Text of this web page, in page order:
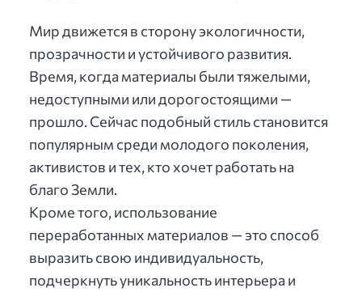
Мир движется в сторону экологичности,
прозрачности и устойчивого развития.
Время, когда материалы были тяжелыми,
недоступными или дорогостоящими —
прошло. Сейчас подобный стиль становится
популярным среди молодого поколения,
активистов и тех, кто хочет работать на
благо Земли.
Кроме того, использование
переработанных материалов — это способ
выразить свою индивидуальность,
подчеркнуть уникальность интерьера и